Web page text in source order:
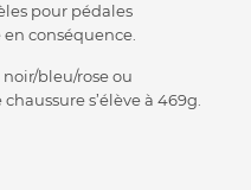
pour pédales
conséquence.
bleu/rose ou
s’élève à 469g.